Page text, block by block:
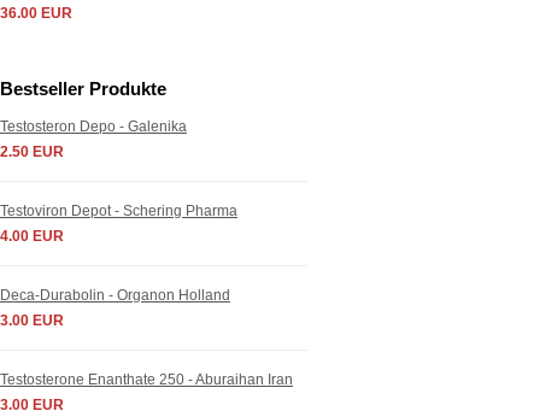
36.00 EUR
Bestseller Produkte
Testosteron Depo - Galenika
2.50 EUR
Testoviron Depot - Schering Pharma
4.00 EUR
Deca-Durabolin - Organon Holland
3.00 EUR
Testosterone Enanthate 250 - Aburaihan Iran
3.00 EUR